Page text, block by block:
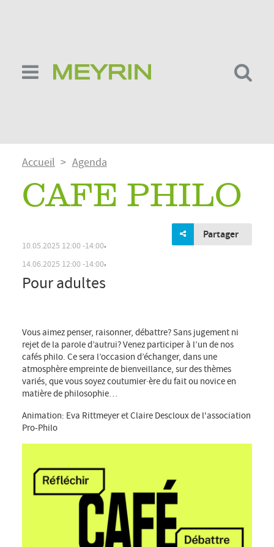
Fil
d'Ariane
Accueil Agenda
CAFÉ PHILO
Partager
Pour adultes
Vous aimez penser, raisonner, débattre? Sans jugement ni
rejet de la parole d’autrui? Venez participer à l’un de nos
cafés philo. Ce sera l’occasion d’échanger, dans une
atmosphère empreinte de bienveillance, sur des thèmes
variés, que vous soyez coutumier·ère du fait ou novice en
matière de philosophie…
Animation: Eva Rittmeyer et Claire Descloux de l'association
Pro-Philo